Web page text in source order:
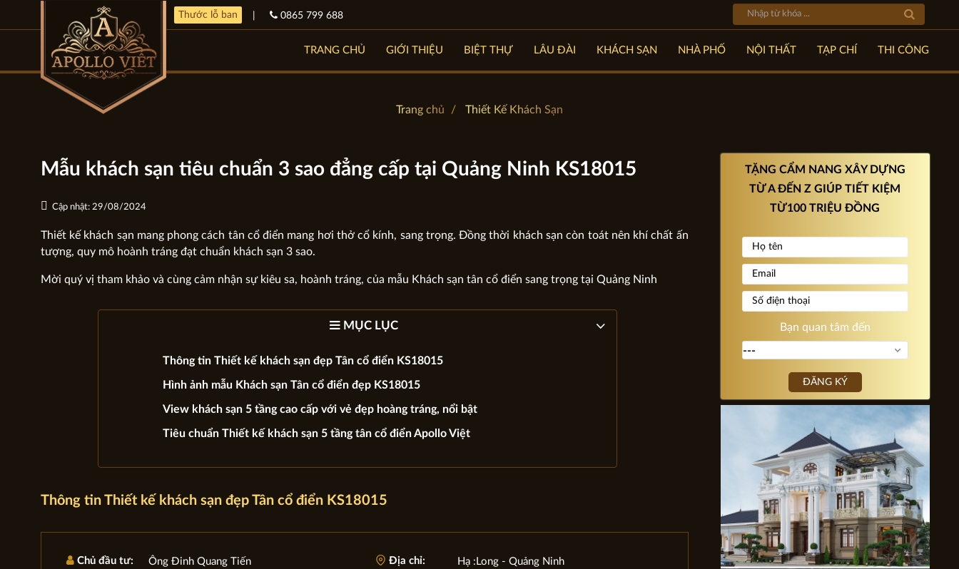
Thước lỗ ban 0865 799 688
TRANG CHỦ GIỚI THIỆU BIỆT THỰ LÂU ĐÀI KHÁCH SẠN NHÀ PHỐ NỘI THẤT TẠP CHÍ THI CÔNG
Trang chủ Thiết Kế Khách Sạn
Mẫu khách sạn tiêu chuẩn 3 sao đẳng cấp tại Quảng Ninh KS18015
Cập nhật: 29/08/2024
Thiết kế khách sạn mang phong cách tân cổ điển mang hơi thở cổ kính, sang trọng. Đồng thời khách sạn còn toát nên khí chất ấn
tượng, quy mô hoành tráng đạt chuẩn khách sạn 3 sao.
Mời quý vị tham khảo và cùng cảm nhận sự kiêu sa, hoành tráng, của mẫu Khách sạn tân cổ điển sang trọng tại Quảng Ninh
MỤC LỤC
Thông tin Thiết kế khách sạn đẹp Tân cổ điển KS18015
Hình ảnh mẫu Khách sạn Tân cổ điển đẹp KS18015
View khách sạn 5 tầng cao cấp với vẻ đẹp hoàng tráng, nổi bật
Tiêu chuẩn Thiết kế khách sạn 5 tầng tân cổ điển Apollo Việt
Thông tin Thiết kế khách sạn đẹp Tân cổ điển KS18015
Chủ đầu tư: Ông Đinh Quang Tiến Địa chỉ: Hạ :Long - Quảng Ninh
TẶNG CẨM NANG XÂY DỰNG
TỪ A ĐẾN Z GIÚP TIẾT KIỆM
TỪ100 TRIỆU ĐỒNG
Bạn quan tâm đến
ĐĂNG KÝ